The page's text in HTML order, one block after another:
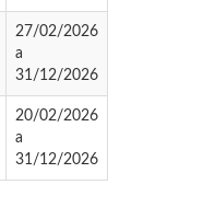
27/02/2026
a
31/12/2026
20/02/2026
a
31/12/2026